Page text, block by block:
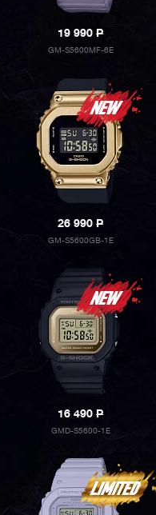
19 990P
GM-S5600MF-6E
26 990P
GM-S5600GB-1E
16 490P
GMD-S5600-1E